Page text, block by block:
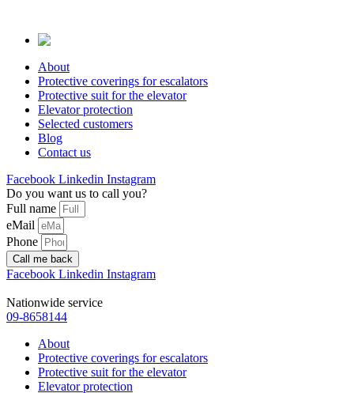
content
About
Protective coverings for escalators
Protective suit for the elevator
Elevator protection
Selected customers
Blog
Contact us
Facebook Linkedin Instagram
Do you want us to call you?
Full name
eMail
Phone
Call me back
Facebook Linkedin Instagram
Nationwide service
09-8658144
About
Protective coverings for escalators
Protective suit for the elevator
Elevator protection